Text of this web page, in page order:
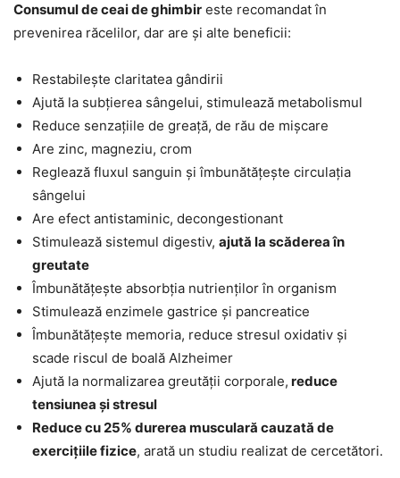
Consumul de ceai de ghimbir este recomandat în
prevenirea răcelilor, dar are și alte beneficii:
Restabilește claritatea gândirii
Ajută la subțierea sângelui, stimulează metabolismul
Reduce senzațiile de greață, de rău de mișcare
Are zinc, magneziu, crom
Reglează fluxul sanguin și îmbunătățește circulația
sângelui
Are efect antistaminic, decongestionant
Stimulează sistemul digestiv, ajută la scăderea în
greutate
Îmbunătățește absorbția nutrienților în organism
Stimulează enzimele gastrice și pancreatice
Îmbunătățește memoria, reduce stresul oxidativ și
scade riscul de boală Alzheimer
Ajută la normalizarea greutății corporale, reduce
tensiunea și stresul
Reduce cu 25% durerea musculară cauzată de
exercițiile fizice, arată un studiu realizat de cercetători.